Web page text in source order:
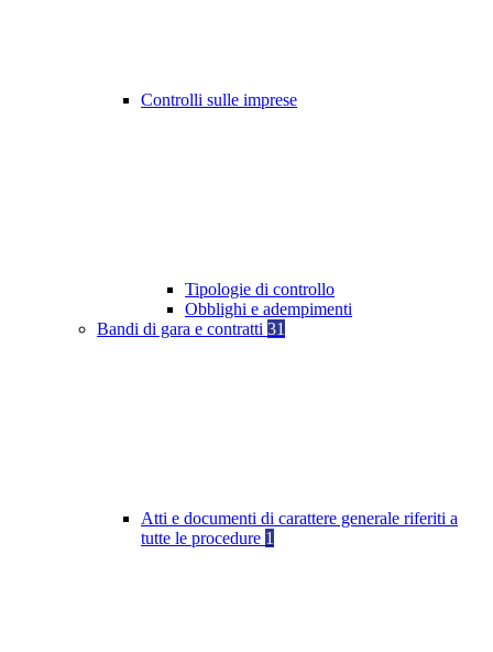
Controlli sulle imprese
Tipologie di controllo
Obblighi e adempimenti
Bandi di gara e contratti 31
Atti e documenti di carattere generale riferiti a
tutte le procedure 1